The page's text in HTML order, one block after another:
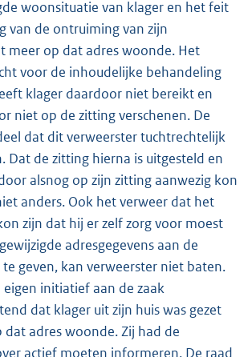
woonsituatie van klager en het feit
van de ontruiming van zijn
meer op dat adres woonde. Het
voor de inhoudelijke behandeling
klager daardoor niet bereikt en
niet op de zitting verschenen. De
dat dit verweerster tuchtrechtelijk
Dat de zitting hierna is uitgesteld en
alsnog op zijn zitting aanwezig kon
anders. Ook het verweer dat het
zijn dat hij er zelf zorg voor moest
adresgegevens aan de
geven, kan verweerster niet baten.
initiatief aan de zaak
dat klager uit zijn huis was gezet
adres woonde. Zij had de
actief moeten informeren. De raad